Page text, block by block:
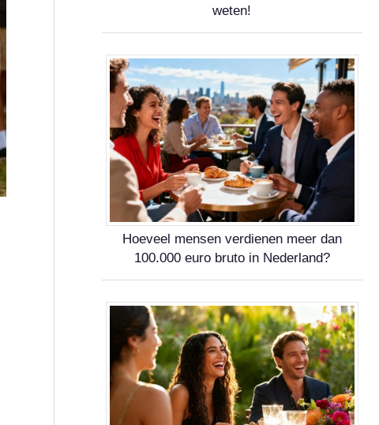
weten!
Hoeveel mensen verdienen meer dan
100.000 euro bruto in Nederland?